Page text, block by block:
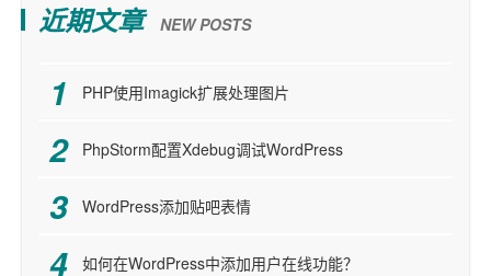
近期文章 NEW POSTS
PHP使用Imagick扩展处理图片
PhpStorm配置Xdebug调试WordPress
WordPress添加贴吧表情
如何在WordPress中添加用户在线功能？